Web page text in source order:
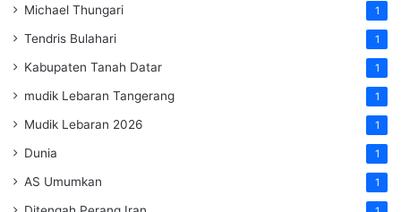
Michael Thungari 1
Tendris Bulahari 1
Kabupaten Tanah Datar 1
mudik Lebaran Tangerang 1
Mudik Lebaran 2026 1
Dunia 1
AS Umumkan 1